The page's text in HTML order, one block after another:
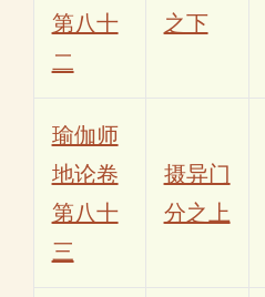
第八十
二
之下
瑜伽师
地论卷
第八十
三
摄异门
分之上